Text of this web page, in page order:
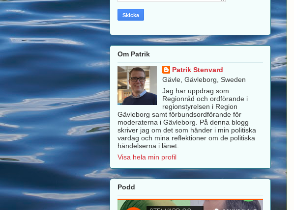
Om Patrik
Patrik Stenvard
Gävle, Gävleborg, Sweden
Jag har uppdrag som
Regionråd och ordförande i
regionstyrelsen i Region
Gävleborg samt förbundsordförande för
moderaterna i Gävleborg. På denna blogg
skriver jag om det som händer i min politiska
vardag och mina reflektioner om de politiska
händelserna i länet.
Visa hela min profil
Podd